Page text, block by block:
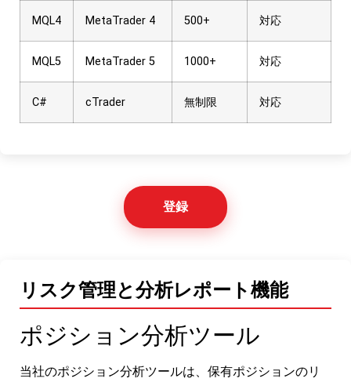
MQL4 MetaTrader 4 500+ 対応
MQL5 MetaTrader 5 1000+ 対応
C# cTrader 無制限 対応
登録
リスク管理と分析レポート機能
ポジション分析ツール
当社のポジション分析ツールは、保有ポジションのリ